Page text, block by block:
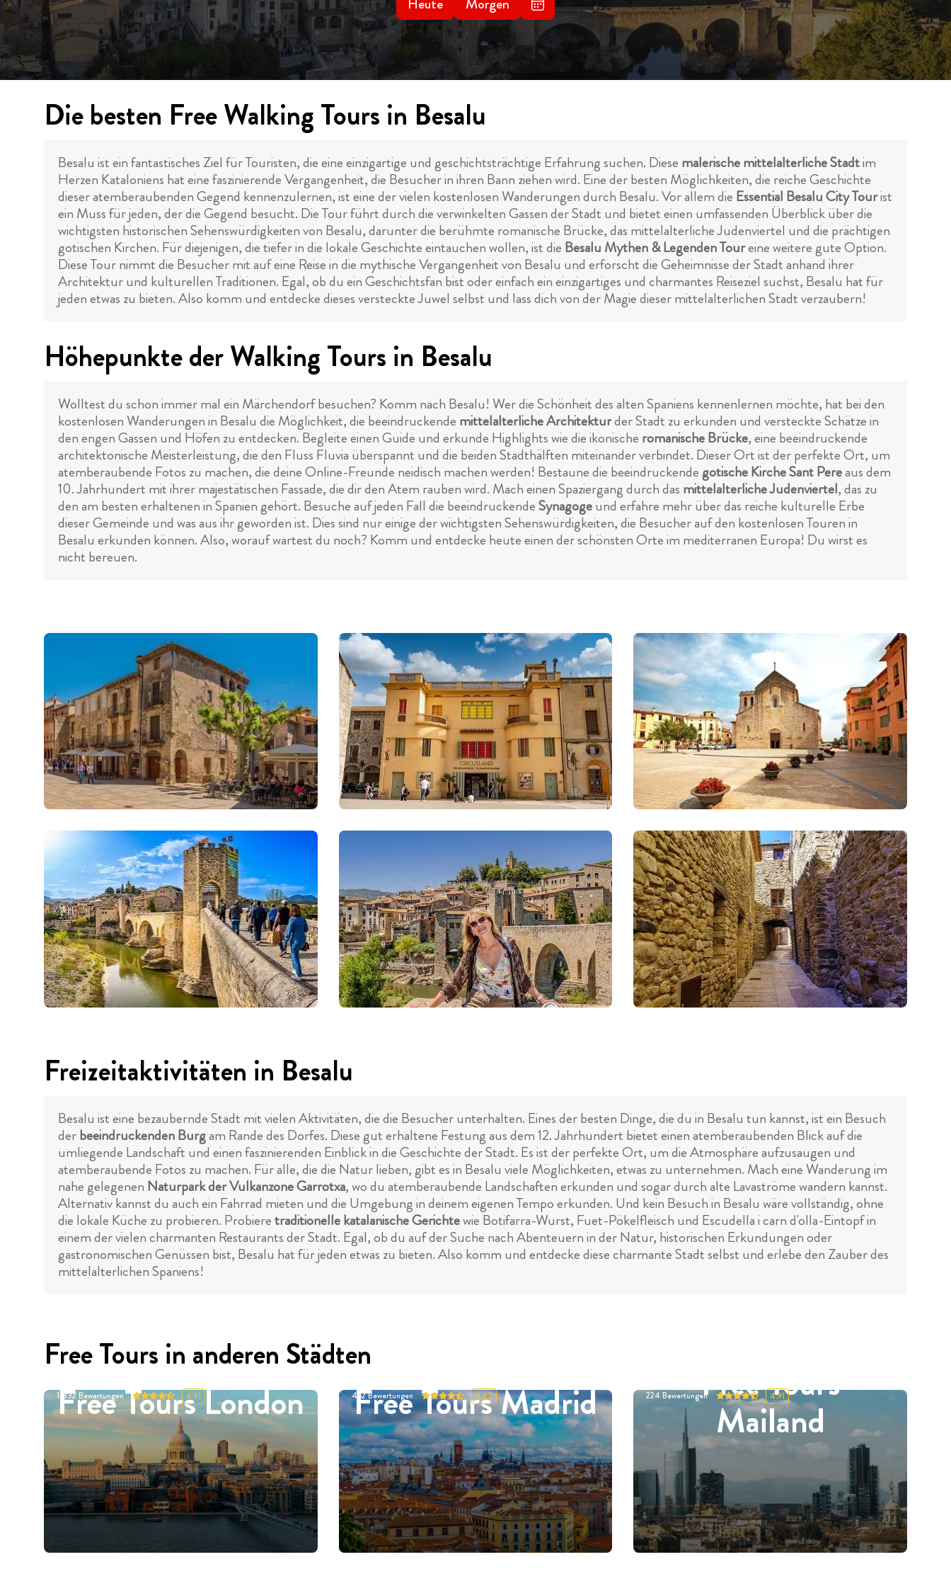
Die besten Free Walking Tours in Besalu
Besalu ist ein fantastisches Ziel für Touristen, die eine einzigartige und geschichtsträchtige Erfahrung suchen. Diese malerische mittelalterliche Stadtim
Herzen Kataloniens hat eine faszinierende Vergangenheit, die Besucher in ihren Bann ziehen wird. Eine der besten Möglichkeiten, die reiche Geschichte
dieser atemberaubenden Gegend kennenzulernen, ist eine der vielen kostenlosen Wanderungen durch Besalu. Vor allem die Essential Besalu City Tourist
ein Muss für jeden, der die Gegend besucht. Die Tour führt durch die verwinkelten Gassen der Stadt und bietet einen umfassenden Überblick über die
wichtigsten historischen Sehenswürdigkeiten von Besalu, darunter die berühmte romanische Brücke, das mittelalterliche Judenviertel und die prächtigen
gotischen Kirchen. Für diejenigen, die tiefer in die lokale Geschichte eintauchen wollen, ist die Besalu Mythen & Legenden Toureine weitere gute Option.
Diese Tour nimmt die Besucher mit auf eine Reise in die mythische Vergangenheit von Besalu und erforscht die Geheimnisse der Stadt anhand ihrer
Architektur und kulturellen Traditionen. Egal, ob du ein Geschichtsfan bist oder einfach ein einzigartiges und charmantes Reiseziel suchst, Besalu hat für
jeden etwas zu bieten. Also komm und entdecke dieses versteckte Juwel selbst und lass dich von der Magie dieser mittelalterlichen Stadt verzaubern!
Höhepunkte der Walking Tours in Besalu
Wolltest du schon immer mal ein Märchendorf besuchen? Komm nach Besalu! Wer die Schönheit des alten Spaniens kennenlernen möchte, hat bei den
kostenlosen Wanderungen in Besalu die Möglichkeit, die beeindruckende mittelalterliche Architekturder Stadt zu erkunden und versteckte Schätze in
den engen Gassen und Höfen zu entdecken. Begleite einen Guide und erkunde Highlights wie die ikonische romanische Brücke, eine beeindruckende
architektonische Meisterleistung, die den Fluss Fluvia überspannt und die beiden Stadthälften miteinander verbindet. Dieser Ort ist der perfekte Ort, um
atemberaubende Fotos zu machen, die deine Online-Freunde neidisch machen werden! Bestaune die beeindruckendegotische Kirche Sant Pereaus dem
10. Jahrhundert mit ihrer majestätischen Fassade, die dir den Atem rauben wird. Mach einen Spaziergang durch das mittelalterliche Judenviertel, das zu
den am besten erhaltenen in Spanien gehört. Besuche auf jeden Fall die beeindruckendeSynagogeund erfahre mehr über das reiche kulturelle Erbe
dieser Gemeinde und was aus ihr geworden ist. Dies sind nur einige der wichtigsten Sehenswürdigkeiten, die Besucher auf den kostenlosen Touren in
Besalu erkunden können. Also, worauf wartest du noch? Komm und entdecke heute einen der schönsten Orte im mediterranen Europa! Du wirst es
nicht bereuen.
Freizeitaktivitäten in Besalu
Besalu ist eine bezaubernde Stadt mit vielen Aktivitäten, die die Besucher unterhalten. Eines der besten Dinge, die du in Besalu tun kannst, ist ein Besuch
derbeeindruckenden Burgam Rande des Dorfes. Diese gut erhaltene Festung aus dem 12. Jahrhundert bietet einen atemberaubenden Blick auf die
umliegende Landschaft und einen faszinierenden Einblick in die Geschichte der Stadt. Es ist der perfekte Ort, um die Atmosphäre aufzusaugen und
atemberaubende Fotos zu machen. Für alle, die die Natur lieben, gibt es in Besalu viele Möglichkeiten, etwas zu unternehmen. Mach eine Wanderung im
nahe gelegenen Naturpark der Vulkanzone Garrotxa, wo du atemberaubende Landschaften erkunden und sogar durch alte Lavaströme wandern kannst.
Alternativ kannst du auch ein Fahrrad mieten und die Umgebung in deinem eigenen Tempo erkunden. Und kein Besuch in Besalu wäre vollständig, ohne
die lokale Küche zu probieren. Probieretraditionelle katalanische Gerichtewie Botifarra-Wurst, Fuet-Pökelfleisch und Escudella i carn d'olla-Eintopf in
einem der vielen charmanten Restaurants der Stadt. Egal, ob du auf der Suche nach Abenteuern in der Natur, historischen Erkundungen oder
gastronomischen Genüssen bist, Besalu hat für jeden etwas zu bieten. Also komm und entdecke diese charmante Stadt selbst und erlebe den Zauber des
mittelalterlichen Spaniens!
Free Tours in anderen Städten
Free Tours London
11332 Bewertungen 4.91 Free Tours Madrid
452Bewertungen 4.87 Free Tours
Mailand
224 Bewertungen 4.91